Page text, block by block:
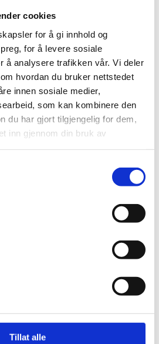
cookies
for å gi innhold og
for å levere sosiale
å analysere trafikken vår. Vi deler
hvordan du bruker nettstedet
innen sosiale medier,
som kan kombinere den
du har gjort tilgjengelig for dem,
inn gjennom din bruk av
Tillat alle
fortsatt ledige.
med lys, vann og strøm.